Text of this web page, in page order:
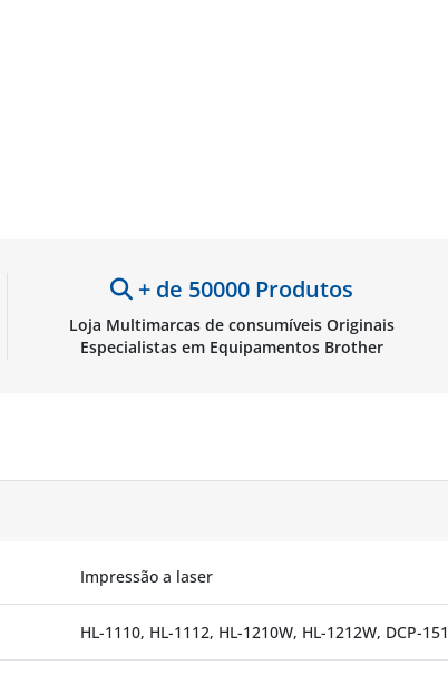
+ de 50000 Produtos
Loja Multimarcas de consumíveis Originais
Especialistas em Equipamentos Brother
Impressão a laser
HL-1110, HL-1112, HL-1210W, HL-1212W, DCP-